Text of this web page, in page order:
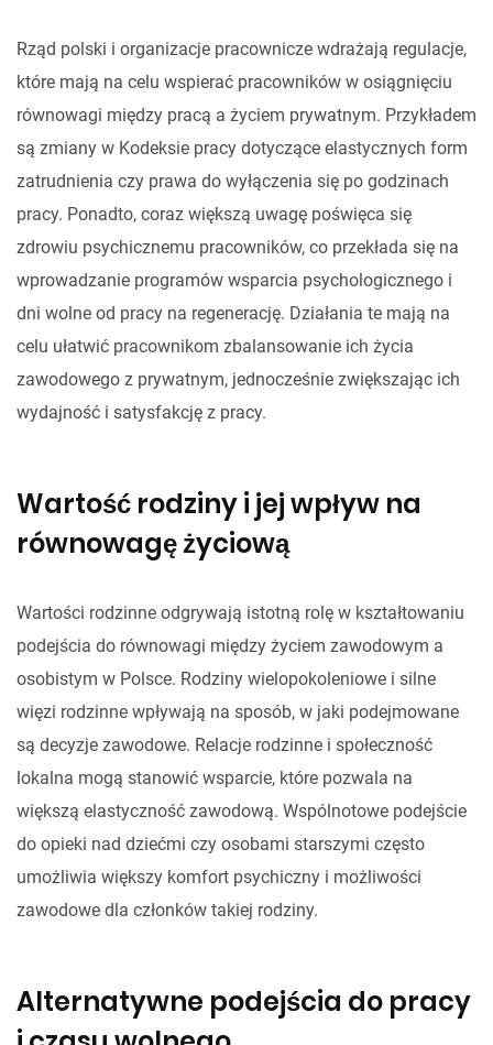
Rząd polski i organizacje pracownicze wdrażają regulacje,
które mają na celu wspierać pracowników w osiągnięciu
równowagi między pracą a życiem prywatnym. Przykładem
są zmiany w Kodeksie pracy dotyczące elastycznych form
zatrudnienia czy prawa do wyłączenia się po godzinach
pracy. Ponadto, coraz większą uwagę poświęca się
zdrowiu psychicznemu pracowników, co przekłada się na
wprowadzanie programów wsparcia psychologicznego i
dni wolne od pracy na regenerację. Działania te mają na
celu ułatwić pracownikom zbalansowanie ich życia
zawodowego z prywatnym, jednocześnie zwiększając ich
wydajność i satysfakcję z pracy.
Wartość rodziny i jej wpływ na
równowagę życiową
Wartości rodzinne odgrywają istotną rolę w kształtowaniu
podejścia do równowagi między życiem zawodowym a
osobistym w Polsce. Rodziny wielopokoleniowe i silne
więzi rodzinne wpływają na sposób, w jaki podejmowane
są decyzje zawodowe. Relacje rodzinne i społeczność
lokalna mogą stanowić wsparcie, które pozwala na
większą elastyczność zawodową. Wspólnotowe podejście
do opieki nad dziećmi czy osobami starszymi często
umożliwia większy komfort psychiczny i możliwości
zawodowe dla członków takiej rodziny.
Alternatywne podejścia do pracy